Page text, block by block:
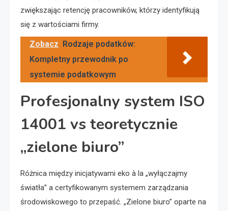
zwiększając retencję pracowników, którzy identyfikują
się z wartościami firmy.
Zobacz
Rodzaje podatków:
Kompletny przewodnik po
systemie podatkowym
Profesjonalny system ISO
14001 vs teoretycznie
„zielone biuro”
Różnica między inicjatywami eko à la „wyłączajmy
światła” a certyfikowanym systemem zarządzania
środowiskowego to przepaść. „Zielone biuro” oparte na